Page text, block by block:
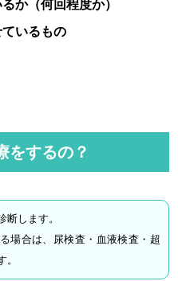
か（何回程度か）
いるもの
をするの？
断します。
場合は、尿検査・血液検査・超
。